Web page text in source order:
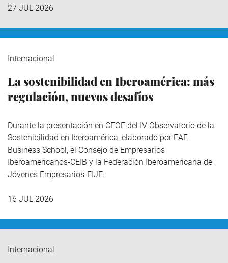
27 JUL 2026
Internacional
La sostenibilidad en Iberoamérica: más
regulación, nuevos desafíos
Durante la presentación en CEOE del IV Observatorio de la
Sostenibilidad en Iberoamérica, elaborado por EAE
Business School, el Consejo de Empresarios
Iberoamericanos-CEIB y la Federación Iberoamericana de
Jóvenes Empresarios-FIJE.
16 JUL 2026
Internacional